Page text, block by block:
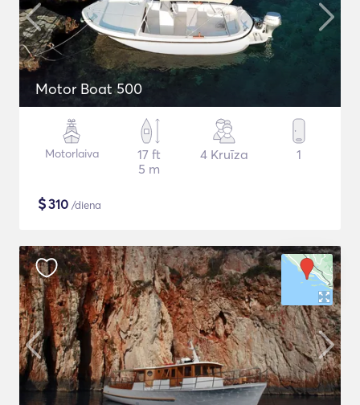
Motor Boat 500
Motorlaiva
17 ft
5 m
4 Kruīza 1
$310 /diena